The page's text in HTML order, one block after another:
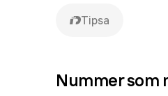
Tipsa
Nummer som